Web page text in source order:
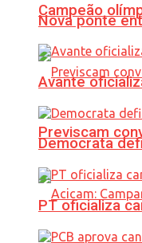
Campeão
Previscam
Nova ponte
Avante
Democrata
PT oficializa